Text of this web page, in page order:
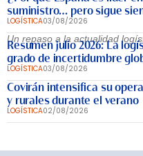
suministro… pero sigue
LOGÍSTICA03/08/2026
Un repaso a la actualidad
Resumen julio 2026: La
grado de incertidumbre
LOGÍSTICA03/08/2026
Covirán intensifica su
y rurales durante el verano
LOGÍSTICA02/08/2026